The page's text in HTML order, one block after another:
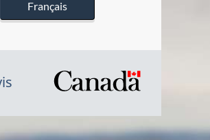
Français
/
du